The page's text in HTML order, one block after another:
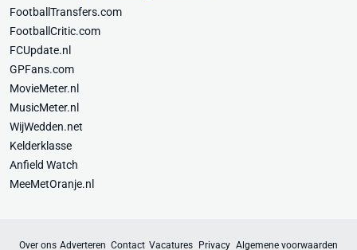
FootballTransfers.com
FootballCritic.com
FCUpdate.nl
GPFans.com
MovieMeter.nl
MusicMeter.nl
WijWedden.net
Kelderklasse
Anfield Watch
MeeMetOranje.nl
Over ons Adverteren Contact Vacatures Privacy Algemene voorwaarden